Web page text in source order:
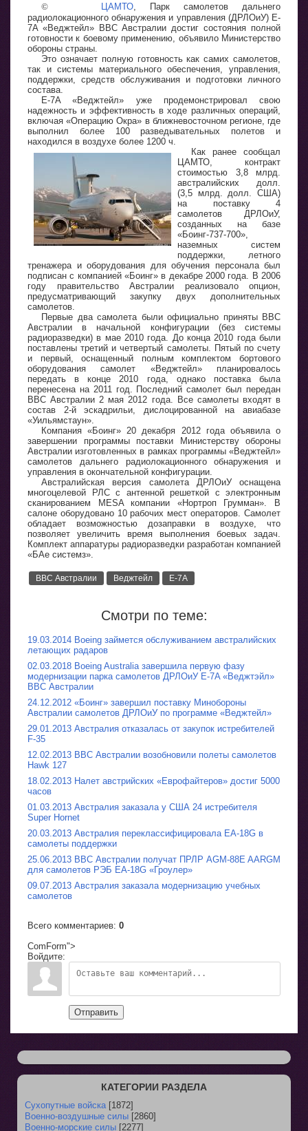
© ЦАМТО, Парк самолетов дальнего
радиолокационного обнаружения и управления (ДРЛОиУ) E-
7A «Веджтейл» ВВС Австралии достиг состояния полной
готовности к боевому применению, объявило Министерство
обороны страны.
Это означает полную готовность как самих самолетов,
так и системы материального обеспечения, управления,
поддержки, средств обслуживания и подготовки личного
состава.
E-7A «Веджтейл» уже продемонстрировал свою
надежность и эффективность в ходе различных операций,
включая «Операцию Окра» в ближневосточном регионе, где
выполнил более 100 разведывательных полетов и
находился в воздухе более 1200 ч.
Как ранее сообщал
ЦАМТО, контракт
стоимостью 3,8 млрд.
австралийских долл.
(3,5 млрд. долл. США)
на поставку 4
самолетов ДРЛОиУ,
созданных на базе
«Боинг-737-700»,
наземных систем
поддержки, летного
тренажера и оборудования для обучения персонала был
подписан с компанией «Боинг» в декабре 2000 года. В 2006
году правительство Австралии реализовало опцион,
предусматривающий закупку двух дополнительных
самолетов.
Первые два самолета были официально приняты ВВС
Австралии в начальной конфигурации (без системы
радиоразведки) в мае 2010 года. До конца 2010 года были
поставлены третий и четвертый самолеты. Пятый по счету
и первый, оснащенный полным комплектом бортового
оборудования самолет «Веджтейл» планировалось
передать в конце 2010 года, однако поставка была
перенесена на 2011 год. Последний самолет был передан
ВВС Австралии 2 мая 2012 года. Все самолеты входят в
состав 2-й эскадрильи, дислоцированной на авиабазе
«Уильямстаун».
Компания «Боинг» 20 декабря 2012 года объявила о
завершении программы поставки Министерству обороны
Австралии изготовленных в рамках программы «Веджтейл»
самолетов дальнего радиолокационного обнаружения и
управления в окончательной конфигурации.
Австралийская версия самолета ДРЛОиУ оснащена
многоцелевой РЛС с антенной решеткой с электронным
сканированием MESA компании «Нортроп Грумман». В
салоне оборудовано 10 рабочих мест операторов. Самолет
обладает возможностью дозаправки в воздухе, что
позволяет увеличить время выполнения боевых задач.
Комплект аппаратуры радиоразведки разработан компанией
«БАе системз».
ВВС Австралии Веджтейл E-7A
Смотри по теме:
19.03.2014 Boeing займется обслуживанием австралийских
летающих радаров
02.03.2018 Boeing Australia завершила первую фазу
модернизации парка самолетов ДРЛОиУ E-7A «Веджтэйл»
ВВС Австралии
24.12.2012 «Боинг» завершил поставку Минобороны
Австралии самолетов ДРЛОиУ по программе «Веджтейл»
29.01.2013 Австралия отказалась от закупок истребителей
F-35
12.02.2013 ВВС Австралии возобновили полеты самолетов
Hawk 127
18.02.2013 Налет австрийских «Еврофайтеров» достиг 5000
часов
01.03.2013 Австралия заказала у США 24 истребителя
Super Hornet
20.03.2013 Австралия переклассифицировала EA-18G в
самолеты поддержки
25.06.2013 ВВС Австралии получат ПРЛР AGM-88E AARGM
для самолетов РЭБ EA-18G «Гроулер»
09.07.2013 Австралия заказала модернизацию учебных
самолетов
Всего комментариев: 0
ComForm">
Войдите:
Отправить
КАТЕГОРИИ РАЗДЕЛА
Сухопутные войска [1872]
Военно-воздушные силы [2860]
Военно-морские силы [2277]